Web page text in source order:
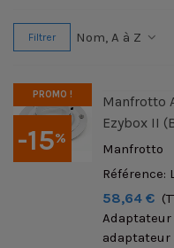
Filtrer Nom, A à Z
-15%
PROMO !
Manfrotto
Ezybox II
Manfrotto
Référence:
58,64 €
Adaptateur